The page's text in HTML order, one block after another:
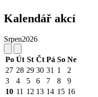
Kalendář akcí
Srpen2026
Po Út St Čt Pá So Ne
27 28 29 30 31 1
2
3
4 5 6 7 8
9
10 11 12 13 14 15 16